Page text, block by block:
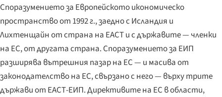
Споразумението за Европейското икономическо
пространство от 1992 г., заедно с Исландия и
Лихтенщайн от страна на ЕАСТ и с държавите — членки
на ЕС, от другата страна. Споразумението за ЕИП
разширява вътрешния пазар на ЕС — и масива от
законодателство на ЕС, свързано с него — върху трите
държави от ЕАСТ-ЕИП. Директивите на ЕС в области,